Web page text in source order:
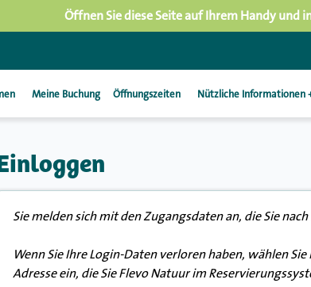
Öffnen Sie diese Seite auf Ihrem Handy und
Meine Buchung Öffnungszeiten Nützliche Informationen
Sie melden sich mit den Zugangsdaten an, die Sie
Wenn Sie Ihre Login-Daten verloren haben, wählen
Adresse ein, die Sie Flevo Natuur im